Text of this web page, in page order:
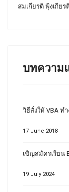
สมเกียรติ ฟุ้งเกีย
บทความ
วิธีสั่งให้ VBA ท
17 June 2018
เชิญสมัครเรียน
19 July 2024